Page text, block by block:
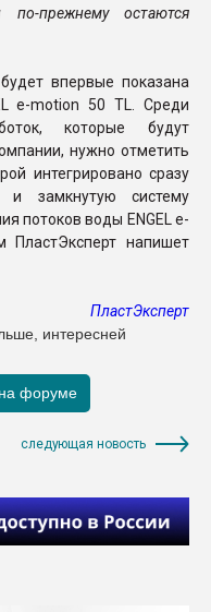
прежнему остаются
впервые показана
e-motion 50 TL. Среди
которые будут
нужно отметить
интегрировано сразу
и замкнутую систему
потоков воды ENGEL e-
напишет
ПластЭксперт
интересней
следующая новость